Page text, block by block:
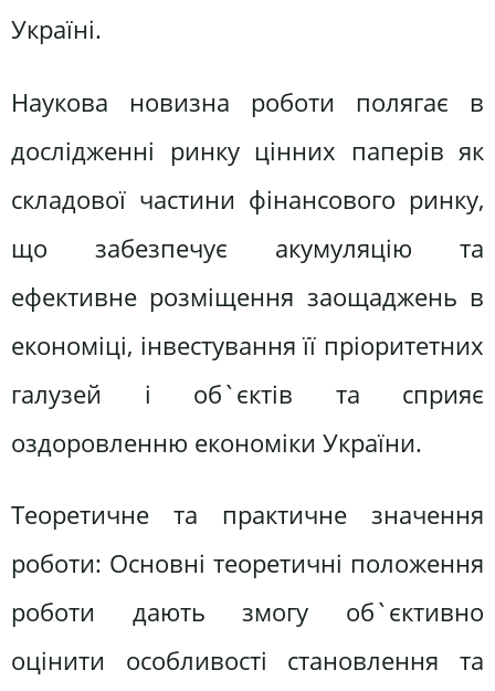
Україні.
Наукова новизна роботи полягає в
дослідженні ринку цінних паперів як
складової частини фінансового ринку,
що забезпечує акумуляцію та
ефективне розміщення заощаджень в
економіці, інвестування її пріоритетних
галузей і об`єктів та сприяє
оздоровленню економіки України.
Теоретичне та практичне значення
роботи: Основні теоретичні положення
роботи дають змогу об`єктивно
оцінити особливості становлення та